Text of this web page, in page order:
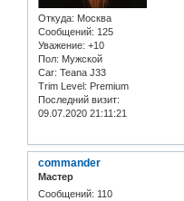
Откуда: Москва
Сообщений: 125
Уважение: +10
Пол: Мужской
Car: Teana J33
Trim Level: Premium
Последний визит:
09.07.2020 21:11:21
commander
Мастер
Сообщений: 110